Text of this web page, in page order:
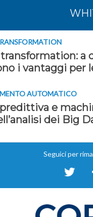
a
i vantaggi per
AUTOMATICO
e
dei Big
Seguici per